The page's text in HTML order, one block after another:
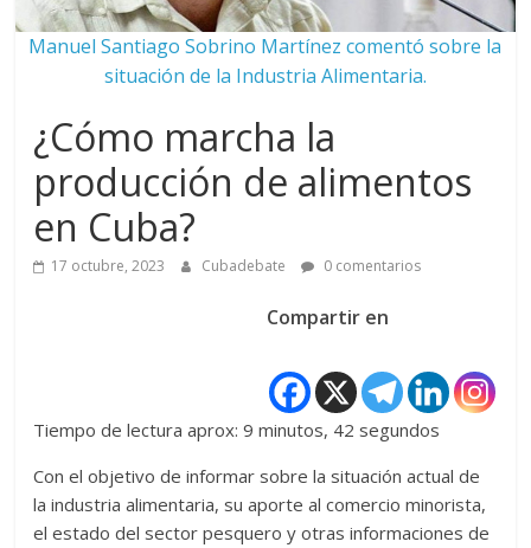
Manuel Santiago Sobrino Martínez comentó sobre la
situación de la Industria Alimentaria.
¿Cómo marcha la
producción de alimentos
en Cuba?
17 octubre, 2023 Cubadebate 0 comentarios
Compartir en
Tiempo de lectura aprox: 9 minutos, 42 segundos
Con el objetivo de informar sobre la situación actual de
la industria alimentaria, su aporte al comercio minorista,
el estado del sector pesquero y otras informaciones de